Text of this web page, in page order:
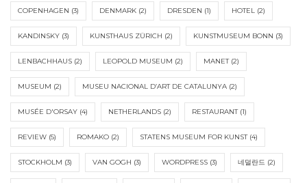
COPENHAGEN (3) DENMARK (2) DRESDEN (1) HOTEL (2)
KANDINSKY (3) KUNSTHAUS ZÜRICH (2) KUNSTMUSEUM BONN (3)
LENBACHHAUS (2) LEOPOLD MUSEUM (2) MANET(2)
MUSEUM (2) MUSEU NACIONAL D’ART DE CATALUNYA (2)
MUSÉE D'ORSAY (4) NETHERLANDS (2) RESTAURANT(1)
REVIEW (5) ROMAKO (2) STATENS MUSEUM FOR KUNST(4)
STOCKHOLM (3) VAN GOGH (3) WORDPRESS (3) 네덜란드 (2)